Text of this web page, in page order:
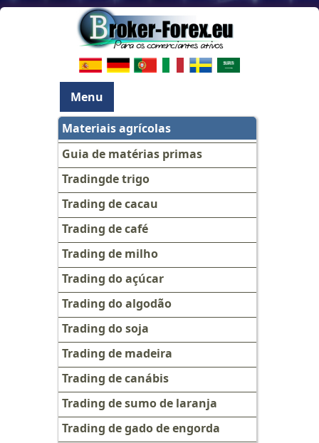
Menu
Materiais agrícolas
Guia de matérias primas
Tradingde trigo
Trading de cacau
Trading de café
Trading de milho
Trading do açúcar
Trading do algodão
Trading do soja
Trading de madeira
Trading de canábis
Trading de sumo de laranja
Trading de gado de engorda